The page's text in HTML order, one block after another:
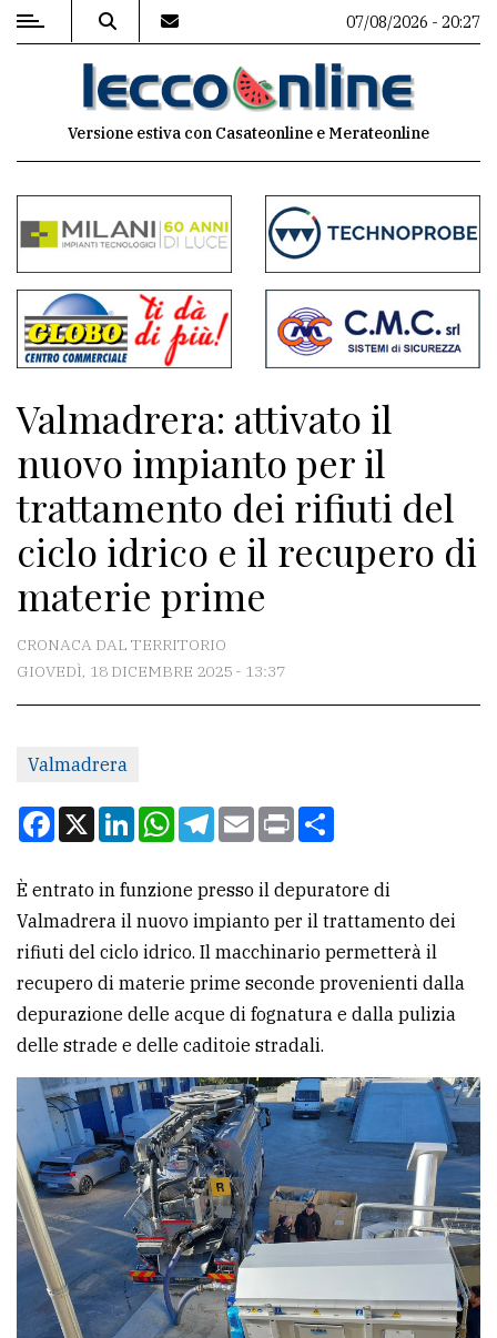
MENU
commenti
Contenuti
del
sito
Meteo
CONTATTI
La
redazione
Per
la
pubblicità
CERCA
Cerca
per
comune
Ricerca
avanzata
LE
ALTRE
TESTATE
PRIVACY
07/08/2026 - 20:27
Versione estiva con Casateonline e Merateonline
Valmadrera: attivato il
nuovo impianto per il
trattamento dei rifiuti del
ciclo idrico e il recupero di
materie prime
CRONACA DAL TERRITORIO
GIOVEDÌ, 18 DICEMBRE 2025 - 13:37
Valmadrera
Facebook
X LinkedInWhatsApp
Telegram
EmailPrint
È entrato in funzione presso il depuratore di
Valmadrera il nuovo impianto per il trattamento dei
rifiuti del ciclo idrico. Il macchinario permetterà il
recupero di materie prime seconde provenienti dalla
depurazione delle acque di fognatura e dalla pulizia
delle strade e delle caditoie stradali.